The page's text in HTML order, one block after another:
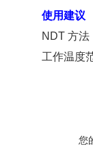
使用建议
NDT 方法
工作温度
您